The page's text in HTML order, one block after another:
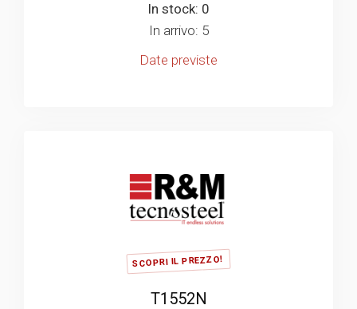
In stock: 0
In arrivo: 5
Date previste
SCOPRI IL PREZZO!
T1552N